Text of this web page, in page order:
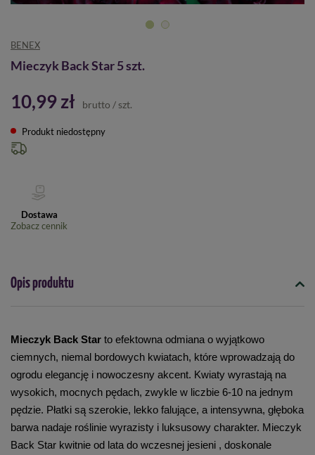
BENEX
Mieczyk Back Star 5 szt.
10,99 zł brutto / szt.
Produkt niedostępny
Dostawa
Zobacz cennik
Opis produktu
Mieczyk Back Star to efektowna odmiana o wyjątkowo
ciemnych, niemal bordowych kwiatach, które wprowadzają do
ogrodu elegancję i nowoczesny akcent. Kwiaty wyrastają na
wysokich, mocnych pędach, zwykle w liczbie 6-10 na jednym
pędzie. Płatki są szerokie, lekko falujące, a intensywna, głęboka
barwa nadaje roślinie wyrazisty i luksusowy charakter. Mieczyk
Back Star kwitnie od lata do wczesnej jesieni , doskonale